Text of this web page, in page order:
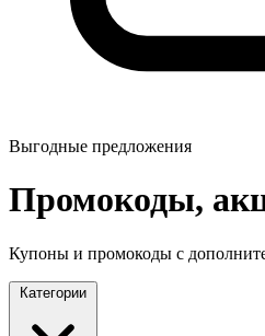
Выгодные предложения
Промокоды,
Купоны и промокоды с
Категории